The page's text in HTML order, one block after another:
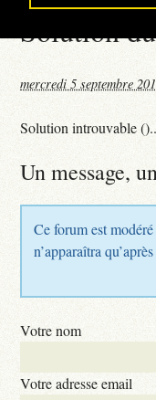
Solution
mercredi 5 septembre
Solution introuvable
Un message,
Ce forum est
n’apparaîtra
Votre nom
Votre adresse email